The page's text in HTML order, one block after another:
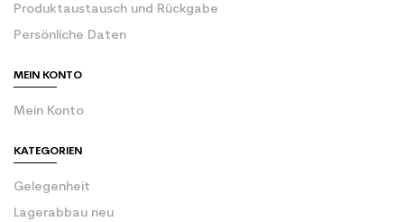
Produktaustausch und Rückgabe
Persönliche Daten
MEIN KONTO
Mein Konto
KATEGORIEN
Gelegenheit
Lagerabbau neu